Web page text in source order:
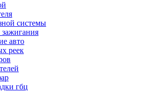
системы
зажигания
авто
реек
гбц